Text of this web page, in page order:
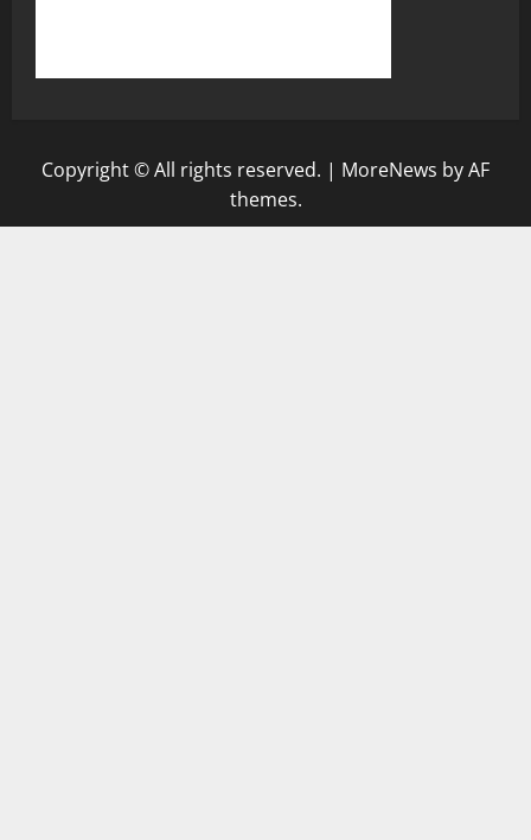
Copyright © All rights reserved. | MoreNews by AF
themes.